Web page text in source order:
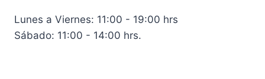
Lunes a Viernes: 11:00 - 19:00 hrs
Sábado: 11:00 - 14:00 hrs.